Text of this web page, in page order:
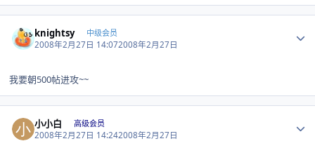
knightsy 中级会员
2008年2月27日 14:072008年2月27日
我要朝500帖进攻~~
小小白 高级会员
2008年2月27日 14:242008年2月27日